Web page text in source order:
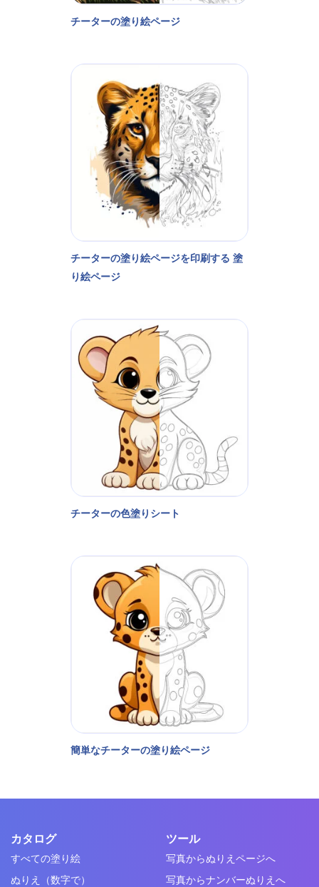
チーターの塗り絵ページ
チーターの塗り絵ページを印刷する 塗
り絵ページ
チーターの色塗りシート
簡単なチーターの塗り絵ページ
カタログ
すべての塗り絵
ぬりえ（数字で）
ツール
写真からぬりえページへ
写真からナンバーぬりえへ